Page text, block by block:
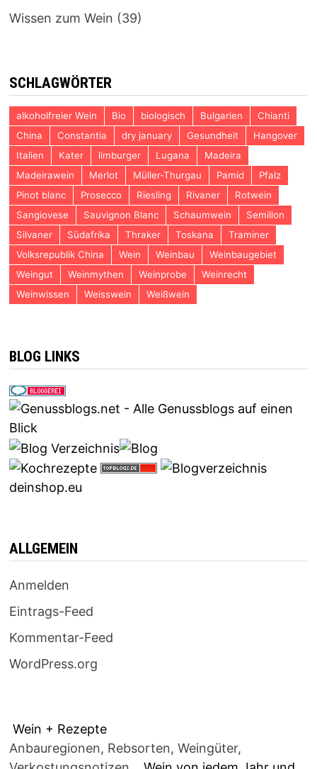
Wissen zum Wein (39)
SCHLAGWÖRTER
alkoholfreier Wein Bio biologisch Bulgarien
Chianti
China
Constantia dry january Gesundheit
Hangover
Italien
Kater limburger Lugana
Madeira
Madeirawein
Merlot Müller-Thurgau Pamid
Pfalz
Pinot blanc
Prosecco Riesling Rivaner
Rotwein
Sangiovese
Sauvignon Blanc Schaumwein
Semillon
Silvaner
Südafrika Thraker Toskana
Traminer
Volksrepublik China
Wein Weinbau
Weinbaugebiet
Weingut
Weinmythen Weinprobe
Weinrecht
Weinwissen
Weisswein Weißwein
BLOG LINKS
deinshop.eu
ALLGEMEIN
Anmelden
Eintrags-Feed
Kommentar-Feed
WordPress.org
Wein + Rezepte
Anbauregionen, Rebsorten, Weingüter,